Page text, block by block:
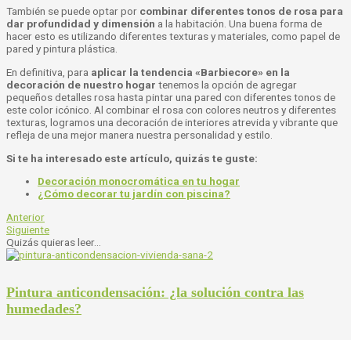
También se puede optar por combinar diferentes tonos de rosa para
dar profundidad y dimensión a la habitación. Una buena forma de
hacer esto es utilizando diferentes texturas y materiales, como papel de
pared y pintura plástica.
En definitiva, para aplicar la tendencia «Barbiecore» en la
decoración de nuestro hogar tenemos la opción de agregar
pequeños detalles rosa hasta pintar una pared con diferentes tonos de
este color icónico. Al combinar el rosa con colores neutros y diferentes
texturas, logramos una decoración de interiores atrevida y vibrante que
refleja de una mejor manera nuestra personalidad y estilo.
Si te ha interesado este artículo, quizás te guste:
Decoración monocromática en tu hogar
¿Cómo decorar tu jardín con piscina?
Anterior
Siguiente
Quizás quieras leer...
Pintura anticondensación: ¿la solución contra las
humedades?